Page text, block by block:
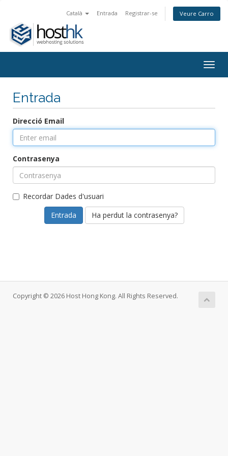
Català Entrada Registrar-se Veure Carro
Entrada
Direcció Email
Contrasenya
Recordar Dades d'usuari
Ha perdut la contrasenya?
Copyright © 2026 Host Hong Kong. All Rights Reserved.